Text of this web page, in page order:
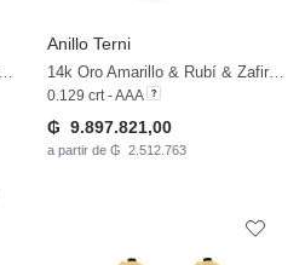
14k Oro Amarillo & Rubí & Zafiro blanco
Anillo Terni
14k Oro Amarillo & Rubí & Zafiro blanco
0.129 crt - AAA
₲ 9.897.821,00
a partir de ₲ 2.512.763